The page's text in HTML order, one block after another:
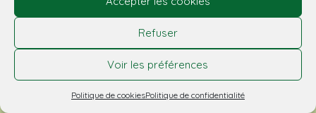
Refuser
Voir les préférences
Politique de cookiesPolitique de confidentialité
Inscrivez-vous à nos newsletters